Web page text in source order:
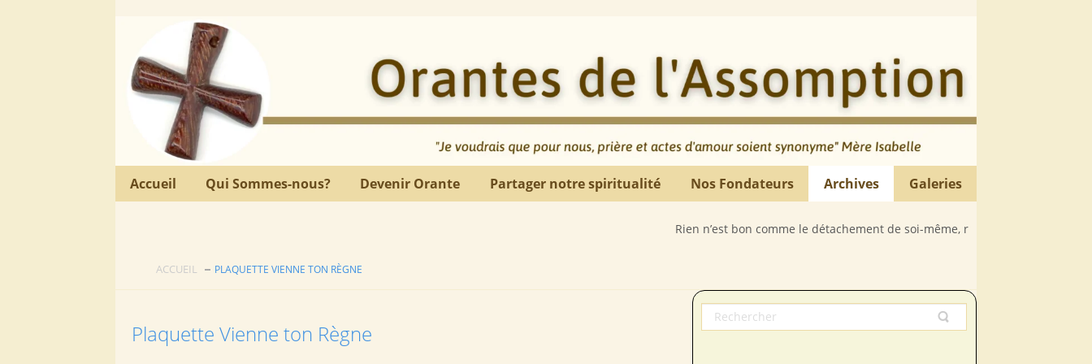
Accueil Qui Sommes-nous? Devenir Orante Partager notre spiritualité Nos Fondateurs Archives Galeries
Rien n’est bon comme le détachement de soi-même, rien n’est déplorable comme
ACCUEIL PLAQUETTE VIENNE TON RÈGNE
Plaquette Vienne ton Règne